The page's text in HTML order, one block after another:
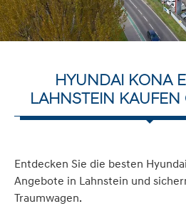
HYUNDAI KONA
LAHNSTEIN KAUFEN
Entdecken Sie die besten
Angebote in Lahnstein und
Traumwagen.